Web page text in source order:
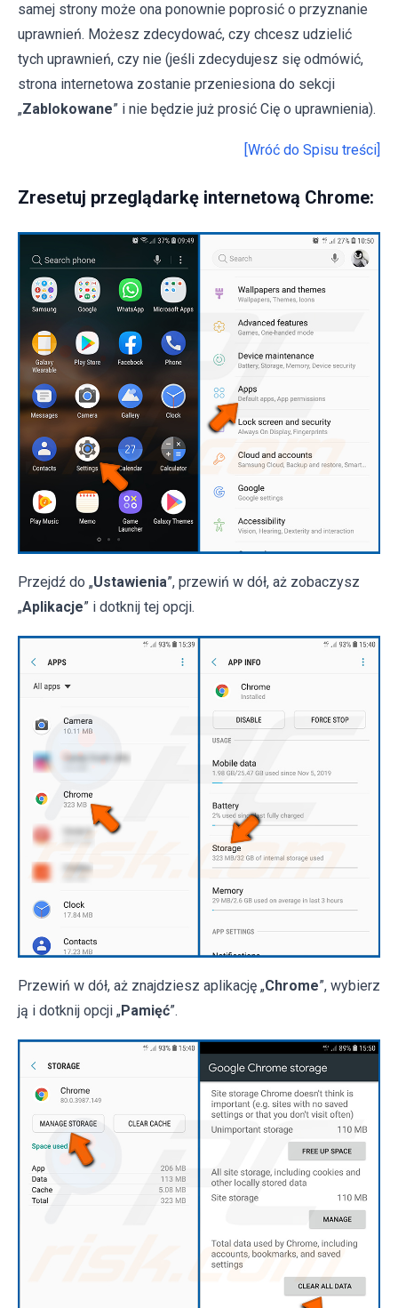
samej strony może ona ponownie poprosić o przyznanie
uprawnień. Możesz zdecydować, czy chcesz udzielić
tych uprawnień, czy nie (jeśli zdecydujesz się odmówić,
strona internetowa zostanie przeniesiona do sekcji
„Zablokowane” i nie będzie już prosić Cię o uprawnienia).
[Wróć do Spisu treści]
Zresetuj przeglądarkę internetową Chrome:
Przejdź do „Ustawienia”, przewiń w dół, aż zobaczysz
„Aplikacje” i dotknij tej opcji.
Przewiń w dół, aż znajdziesz aplikację „Chrome”, wybierz
ją i dotknij opcji „Pamięć”.